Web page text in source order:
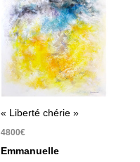
« Liberté chérie »
4800€
Emmanuelle